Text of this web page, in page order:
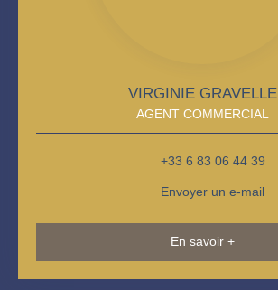
VIRGINIE GRAVELLE
AGENT COMMERCIAL
+33 6 83 06 44 39
Envoyer un e-mail
En savoir +